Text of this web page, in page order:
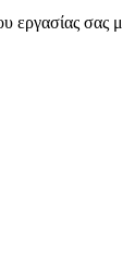
εργασίας